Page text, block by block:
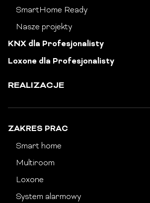
SmartHome Ready
Nasze projekty
KNX dla Profesjonalisty
Loxone dla Profesjonalisty
REALIZACJE
ZAKRES PRAC
Smart home
Multiroom
Loxone
System alarmowy